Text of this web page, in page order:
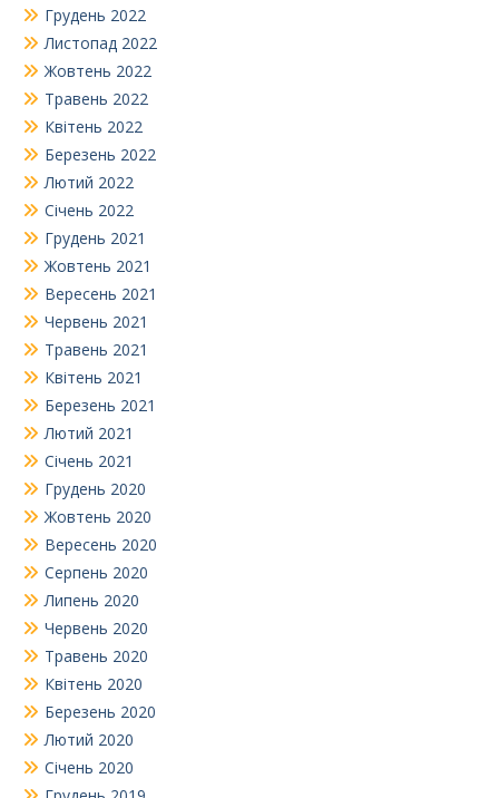
Грудень 2022
Листопад 2022
Жовтень 2022
Травень 2022
Квітень 2022
Березень 2022
Лютий 2022
Січень 2022
Грудень 2021
Жовтень 2021
Вересень 2021
Червень 2021
Травень 2021
Квітень 2021
Березень 2021
Лютий 2021
Січень 2021
Грудень 2020
Жовтень 2020
Вересень 2020
Серпень 2020
Липень 2020
Червень 2020
Травень 2020
Квітень 2020
Березень 2020
Лютий 2020
Січень 2020